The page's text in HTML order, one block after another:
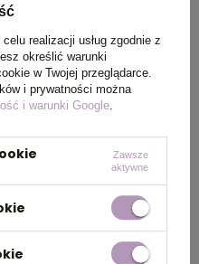
x 19 cm
o gramaturze
uchwyty.
realizacji usług zgodnie z
określić warunki
w Twojej przeglądarce.
i prywatności można
i warunki Google
Zawsze
aktywne